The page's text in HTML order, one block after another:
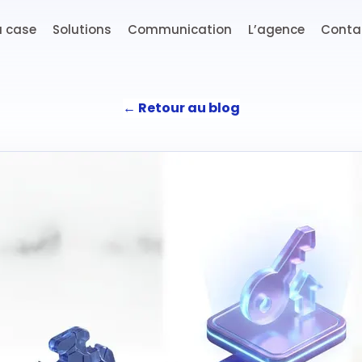
case Solutions Communication L’agence
← Retour au blog